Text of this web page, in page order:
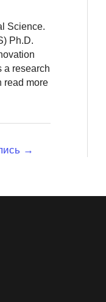
Science.
Ph.D.
a research
read more
→